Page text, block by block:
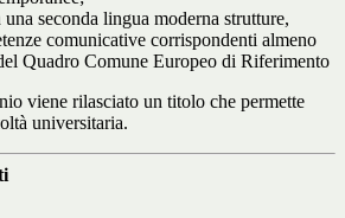
seconda lingua moderna strutture,
comunicative corrispondenti almeno
Quadro Comune Europeo di Riferimento
viene rilasciato un titolo che permette
universitaria.